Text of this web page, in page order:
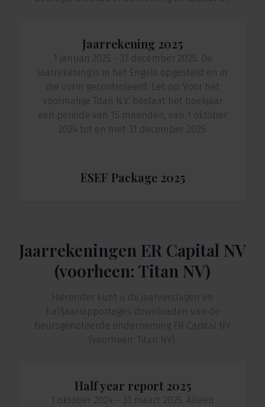
Jaarrekening 2025
1 januari 2025 - 31 december 2025. De
jaarrekening is in het Engels opgesteld en in
die vorm gecontroleerd. Let op: Voor het
voormalige Titan N.V. beslaat het boekjaar
een periode van 15 maanden, van 1 oktober
2024 tot en met 31 december 2025.
ESEF Package 2025
Jaarrekeningen ER Capital NV
(voorheen: Titan NV)
Hieronder kunt u de jaarverslagen en
halfjaarrapportages downloaden van de
beursgenoteerde onderneming ER Capital NV
(voorheen: Titan NV).
Half year report 2025
1 oktober 2024 – 31 maart 2025. Alleen